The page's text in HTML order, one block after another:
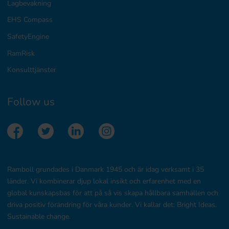
Lagbevakning
EHS Compass
SafetyEngine
RamRisk
Konsulttjänster
Follow us
Ramboll grundades i Danmark 1945 och är idag verksamt i 35
länder. Vi kombinerar djup lokal insikt och erfarenhet med en
global kunskapsbas för att på så vis skapa hållbara samhällen och
driva positiv förändring för våra kunder. Vi kallar det: Bright Ideas.
Sustainable change.